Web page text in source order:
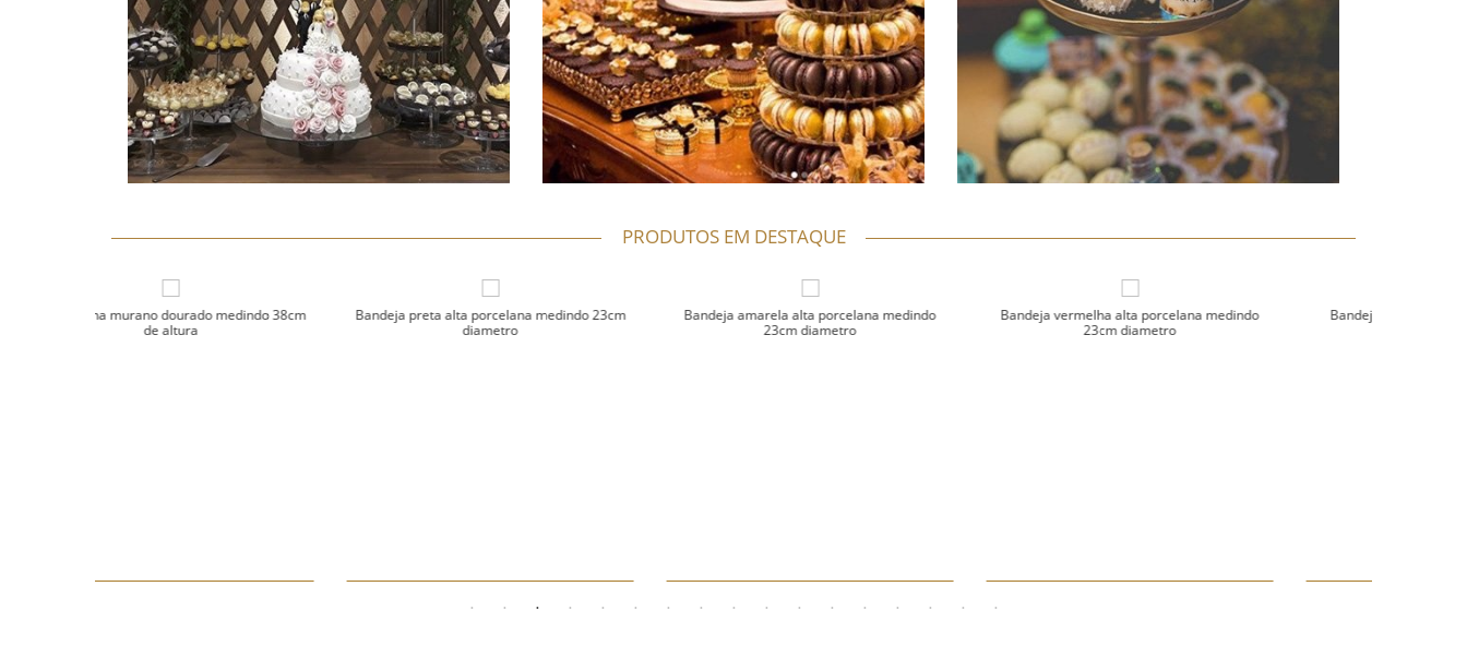
PRODUTOS EM DESTAQUE
Bandeja preta alta porcelana medindo 23cm
Bandeja amarela alta porcelana medindo
Bandeja vermelha alta porcelana medindo
23cm diametro
Bandeja azul marinho G medindo 24cm